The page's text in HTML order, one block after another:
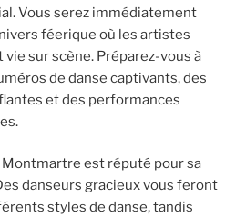
Vous serez immédiatement
féerique où les artistes
sur scène. Préparez-vous à
de danse captivants, des
et des performances
est réputé pour sa
danseurs gracieux vous feront
styles de danse, tandis